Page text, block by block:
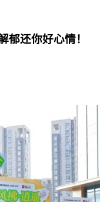
郁还你好心情！